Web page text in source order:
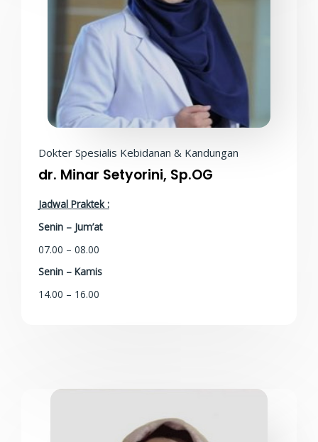
Dokter Spesialis Kebidanan & Kandungan
dr. Minar Setyorini, Sp.OG
Jadwal Praktek :
Senin – Jum’at
07.00 – 08.00
Senin – Kamis
14.00 – 16.00